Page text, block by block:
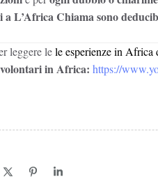
a L’Africa Chiama sono
leggere lele esperienze in Africa
in Africa: https://